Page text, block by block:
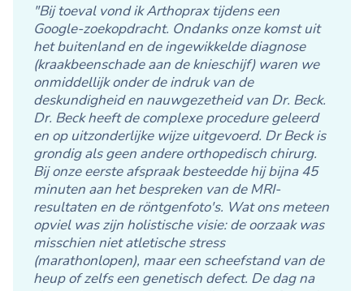
"Bij toeval vond ik Arthoprax tijdens een
Google-zoekopdracht. Ondanks onze komst uit
het buitenland en de ingewikkelde diagnose
(kraakbeenschade aan de knieschijf) waren we
onmiddellijk onder de indruk van de
deskundigheid en nauwgezetheid van Dr. Beck.
Dr. Beck heeft de complexe procedure geleerd
en op uitzonderlijke wijze uitgevoerd. Dr Beck is
grondig als geen andere orthopedisch chirurg.
Bij onze eerste afspraak besteedde hij bijna 45
minuten aan het bespreken van de MRI-
resultaten en de röntgenfoto's. Wat ons meteen
opviel was zijn holistische visie: de oorzaak was
misschien niet atletische stress
(marathonlopen), maar een scheefstand van de
heup of zelfs een genetisch defect. De dag na